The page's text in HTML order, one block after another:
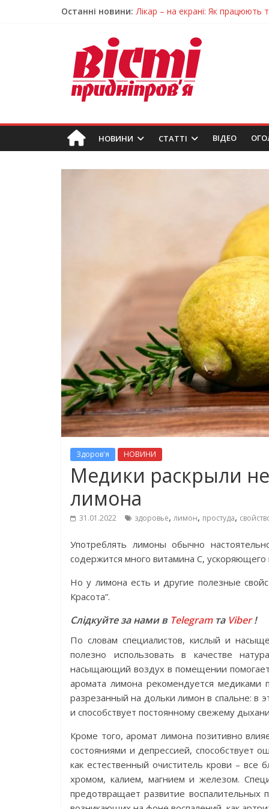
Останні новини: Лікар – на екрані: Як працюють
Пошуки тривають: на
Ветерани Дніпропетровщини
Говорити про воду без паніки:
НОВИНИ СТАТТІ ВIДЕО
Здоров'я НОВИНИ
Медики раскрыли
лимона
31.01.2022 здоровье, лимон, простуда,
Употреблять лимоны обычно
содержится много витамина С,
Но у лимона есть и другие полезные
Красота”.
Слідкуйте за нами в Telegramта Viber!
По словам специалистов, кислый и
полезно использовать в качестве
насыщающий воздух в помещении
аромата лимона рекомендуется медиками
разрезанный на дольки лимон в спальне: в
и способствует постоянному свежему
Кроме того, аромат лимона позитивно
состояниями и депрессией, способствует
как естественный очиститель крови – все
хромом, калием, магнием и железом.
предотвращает развитие